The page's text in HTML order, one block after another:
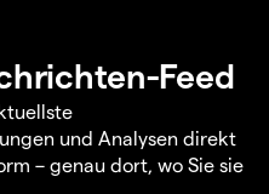
Feed
und Analysen direkt
– genau dort, wo Sie sie